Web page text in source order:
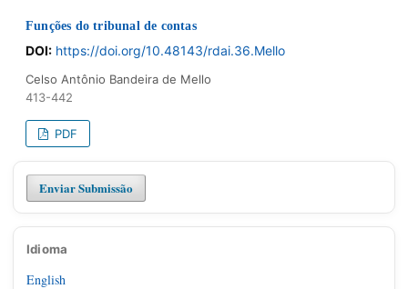
Funções do tribunal de contas
DOI: https://doi.org/10.48143/rdai.36.Mello
Celso Antônio Bandeira de Mello
413-442
PDF
Enviar Submissão
Idioma
English